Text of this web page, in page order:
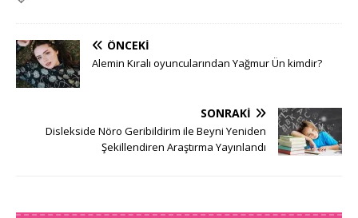
ÖNCEKI
Alemin Kıralı oyuncularından Yağmur Ün kimdir?
SONRAKI
Dislekside Nöro Geribildirim ile Beyni Yeniden
Şekillendiren Araştırma Yayınlandı